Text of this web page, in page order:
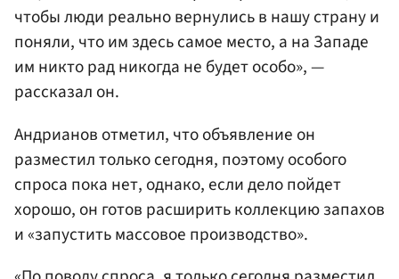
чтобы люди реально вернулись в нашу страну и
поняли, что им здесь самое место, а на Западе
им никто рад никогда не будет особо», —
рассказал он.
Андрианов отметил, что объявление он
разместил только сегодня, поэтому особого
спроса пока нет, однако, если дело пойдет
хорошо, он готов расширить коллекцию запахов
и «запустить массовое производство».